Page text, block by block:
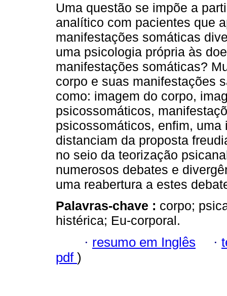
Uma questão se impõe a
analítico com pacientes que
manifestações somáticas
uma psicologia própria às
manifestações somáticas?
corpo e suas manifestações
como: imagem do corpo,
psicossomáticos,
psicossomáticos, enfim,
distanciam da proposta
no seio da teorização
numerosos debates e
uma reabertura a estes
Palavras-chave : corpo;
histérica; Eu-corporal.
· resumo em Inglês ·
pdf )